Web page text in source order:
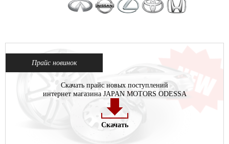
Прайс новинок
Скачать прайс новых поступлений
интернет магазина JAPAN MOTORS ODESSA
Скачать